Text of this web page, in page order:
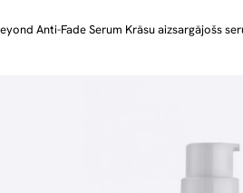
Anti-Fade Serum Krāsu aizsargājošs